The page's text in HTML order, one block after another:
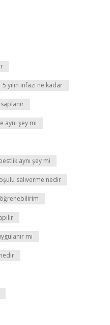
5 yılın infazı ne kadar
aynı şey mi
aynı şey mi
salıverme nedir
mı